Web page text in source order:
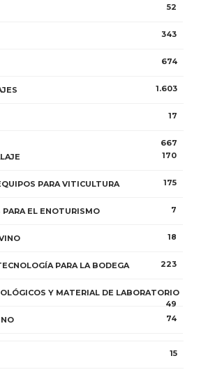
52
343
674
1.603
17
667
170
PARA VITICULTURA 175
EL ENOTURISMO 7
18
PARA LA BODEGA 223
Y MATERIAL DE LABORATORIO
49
74
15